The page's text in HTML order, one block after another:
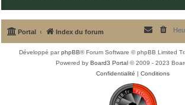
Portal Index du forum
Développé parphpBB® Forum Software © phpBB Limited
Powered by Board3 Portal© 2009 - 2023
Confidentialité | Conditions